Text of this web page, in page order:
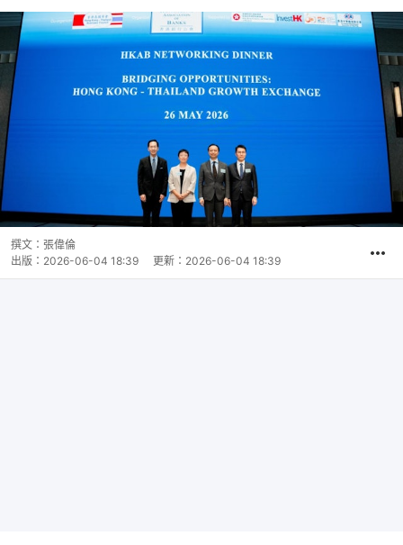
撰文： 張偉倫
出版： 2026-06-04 18:39 更新： 2026-06-04 18:39